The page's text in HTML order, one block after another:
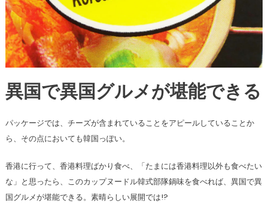
異国で異国グルメが堪能できる
パッケージでは、チーズが含まれていることをアピールしていることか
ら、その点においても韓国っぽい。
香港に行って、香港料理ばかり食べ、「たまには香港料理以外も食べたい
な」と思ったら、このカップヌードル韓式部隊鍋味を食べれば、異国で異
国グルメが堪能できる。素晴らしい展開では!?